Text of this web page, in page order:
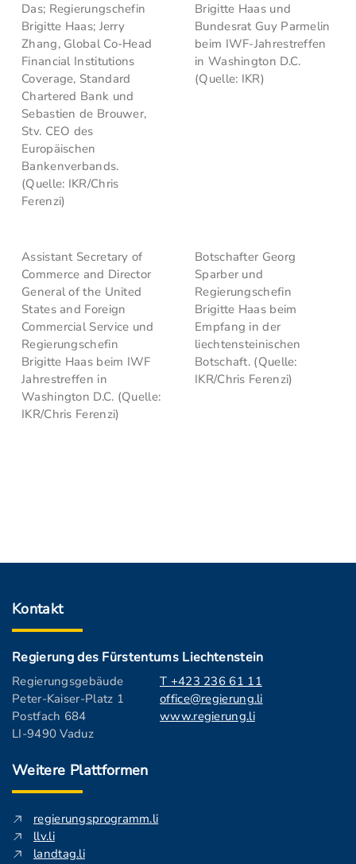
Das; Regierungschefin
Brigitte Haas; Jerry
Zhang, Global Co-Head
Financial Institutions
Coverage, Standard
Chartered Bank und
Sebastien de Brouwer,
Stv. CEO des
Europäischen
Bankenverbands.
(Quelle: IKR/Chris
Ferenzi)
Brigitte Haas und
Bundesrat Guy Parmelin
beim IWF-Jahrestreffen
in Washington D.C.
(Quelle: IKR)
Assistant Secretary of
Commerce and Director
General of the United
States and Foreign
Commercial Service und
Regierungschefin
Brigitte Haas beim IWF
Jahrestreffen in
Washington D.C. (Quelle:
IKR/Chris Ferenzi)
Botschafter Georg
Sparber und
Regierungschefin
Brigitte Haas beim
Empfang in der
liechtensteinischen
Botschaft. (Quelle:
IKR/Chris Ferenzi)
Kontakt
Regierung des Fürstentums Liechtenstein
Regierungsgebäude
Peter-Kaiser-Platz 1
Postfach 684
LI-9490 Vaduz
T +423 236 61 11
office@regierung.li
www.regierung.li
Weitere Plattformen
regierungsprogramm.li
llv.li
landtag.li